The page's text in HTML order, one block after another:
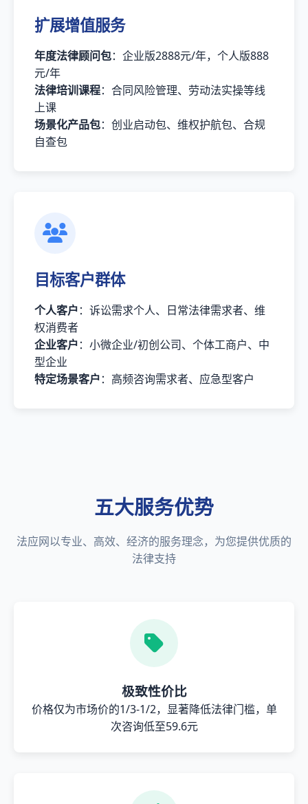
扩展增值服务
年度法律顾问包：企业版2888元/年，个人版888
元/年
法律培训课程：合同风险管理、劳动法实操等线
上课
场景化产品包：创业启动包、维权护航包、合规
自查包
目标客户群体
个人客户：诉讼需求个人、日常法律需求者、维
权消费者
企业客户：小微企业/初创公司、个体工商户、中
型企业
特定场景客户：高频咨询需求者、应急型客户
五大服务优势
法应网以专业、高效、经济的服务理念，为您提供优质的
法律支持
极致性价比
价格仅为市场价的1/3-1/2，显著降低法律门槛，单
次咨询低至59.6元